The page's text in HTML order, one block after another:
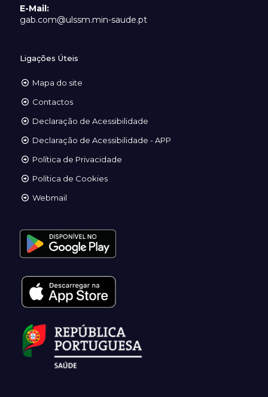
E-Mail:
gab.com@ulssm.min-saude.pt
Ligações Úteis
Mapa do site
Contactos
Declaração de Acessibilidade
Declaração de Acessibilidade - APP
Política de Privacidade
Política de Cookies
Webmail